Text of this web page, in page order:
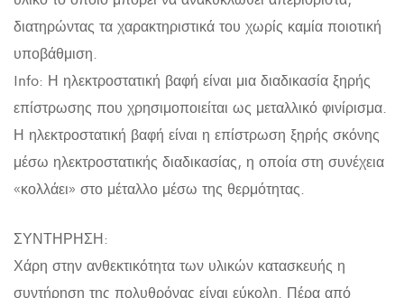
διατηρώντας τα χαρακτηριστικά του χωρίς καμία ποιοτική
υποβάθμιση.
Info: Η ηλεκτροστατική βαφή είναι μια διαδικασία ξηρής
επίστρωσης που χρησιμοποιείται ως μεταλλικό φινίρισμα.
Η ηλεκτροστατική βαφή είναι η επίστρωση ξηρής σκόνης
μέσω ηλεκτροστατικής διαδικασίας, η οποία στη συνέχεια
«κολλάει» στο μέταλλο μέσω της θερμότητας.
ΣΥΝΤΗΡΗΣΗ:
Χάρη στην ανθεκτικότητα των υλικών κατασκευής η
συντήρηση της πολυθρόνας είναι εύκολη. Πέρα από